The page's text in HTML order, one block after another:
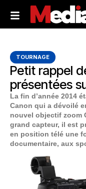
TOURNAGE
Petit rappel
présentées
La fin d’année 2014
Canon qui a dévoilé
nouvel objectif zoom
grand capteur, il est
en position télé une
documentaire, aux